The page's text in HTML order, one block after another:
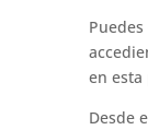
en esta
Desde